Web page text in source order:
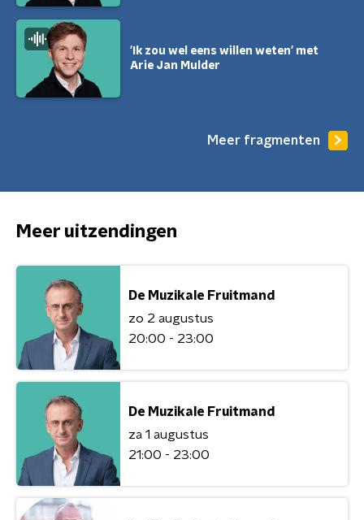
'Ik zou wel eens willen weten' met
Arie Jan Mulder
Meer fragmenten
Meer uitzendingen
De Muzikale Fruitmand
zo 2 augustus
20:00 - 23:00
De Muzikale Fruitmand
za 1 augustus
21:00 - 23:00